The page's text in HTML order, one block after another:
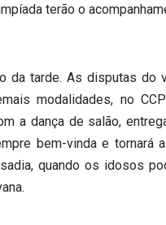
terão o
da tarde. As disputas do
modalidades, no
a dança de salão,
bem-vinda e tornará
quando os idosos